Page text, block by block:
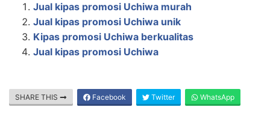
Jual kipas promosi Uchiwa murah
Jual kipas promosi Uchiwa unik
Kipas promosi Uchiwa berkualitas
Jual kipas promosi Uchiwa
SHARE THIS Facebook Twitter WhatsApp